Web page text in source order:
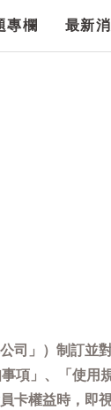
專欄 最新
司」）制訂
項」、「使
權益時，即